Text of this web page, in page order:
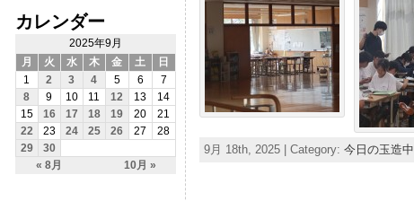
カレンダー
2025年9月
月
火 水 木 金 土 日
« 8月 10月 »
1 2 3 4 5 6
7
8
9 10 11 12 13
14
15
16 17 18 19 20
21
22
23 24 25 26 27
28
29
30 9月 18th, 2025 | Category: 今日の玉造中